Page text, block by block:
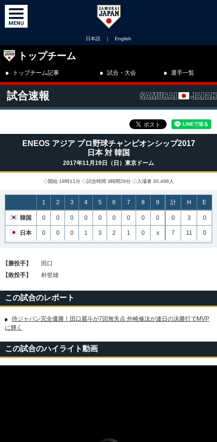
日本語 ｜ English
トップチーム
トップチーム記事 試合・大会 選手一覧
試合速報
ENEOS アジア プロ野球チャンピオンシップ2017
日本 対 韓国
2017年11月19日（日）東京ドーム
◇開始 18時11分 ◇試合時間 3時間29分 ◇入場者 30,498人
1 2 3 4 5 6 7 8 9 計 H E
韓国 0 0 0 0 0 0 0 0 0 0 3 0
日本 0 0 0 1 3 2 1 0 x 7 11 0
【勝投手】
田口
【敗投手】
朴世雄
この試合のレポート
侍ジャパン完全優勝！田口麗斗が7回無失点 外崎修汰が連日の決勝打でMVP
に輝く
この試合のハイライト動画